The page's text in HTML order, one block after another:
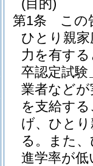
(目的)
第1条
この
ひとり親
力を有す
卒認定試
業者など
を支給す
げ、ひと
る。
また
進学率が